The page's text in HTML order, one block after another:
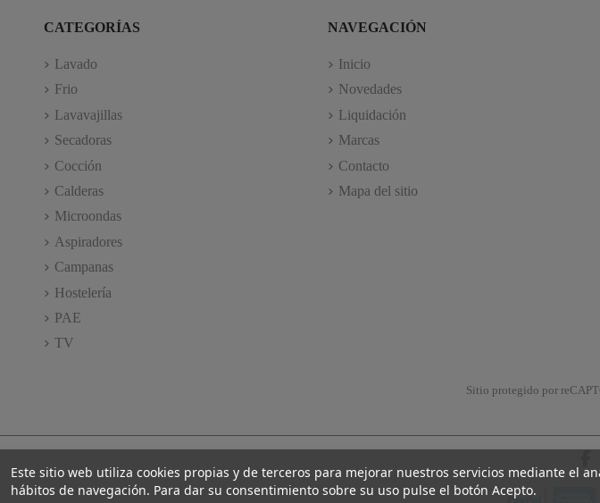
CATEGORÍAS
Lavado
Frio
Lavavajillas
Secadoras
Cocción
Calderas
Microondas
Aspiradores
Campanas
Hostelería
PAE
TV
NAVEGACIÓN
Inicio
Novedades
Liquidación
Marcas
Contacto
Mapa del sitio
Este sitio web utiliza cookies propias y de terceros para mejorar nuestros servicios mediante el
hábitos de navegación. Para dar su consentimiento sobre su uso pulse el botón Acepto.
Sitio protegido por